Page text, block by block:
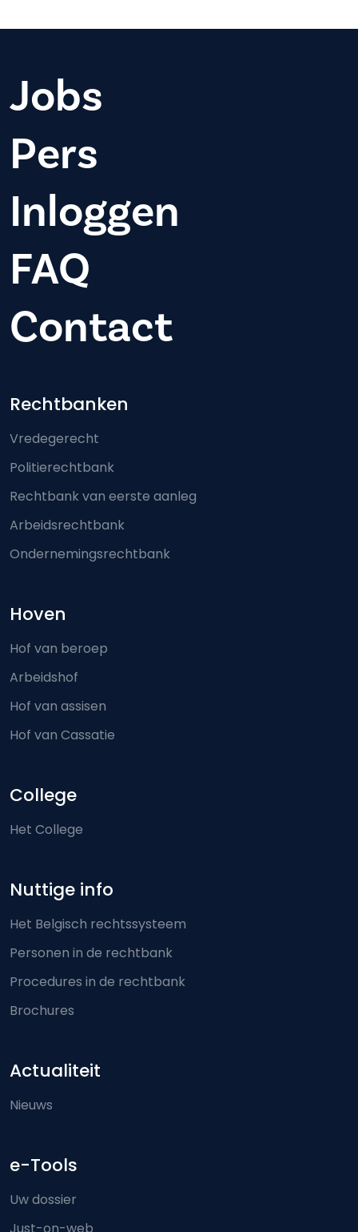
Jobs
Pers
Inloggen
FAQ
Contact
Footer-menu
Rechtbanken
Vredegerecht
Politierechtbank
Rechtbank van eerste aanleg
Arbeidsrechtbank
Ondernemingsrechtbank
Hoven
Hof van beroep
Arbeidshof
Hof van assisen
Hof van Cassatie
College
Het College
Nuttige info
Het Belgisch rechtssysteem
Personen in de rechtbank
Procedures in de rechtbank
Brochures
Actualiteit
Nieuws
e-Tools
Uw dossier
Just-on-web